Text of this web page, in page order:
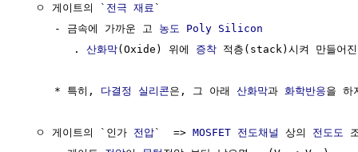
  ㅇ 게이트의 `
전극 재료 `
     - 금속에 가까운 고
농도
Poly Silicon
        .
산화막(Oxide) 위에 증착 적층(stack)시켜 만들어
     * 특히,
다결정 실리콘은, 그 아래 산화막과 화학반응을 하
  ㅇ 게이트의 `인가
전압`  => MOSFET 전도채널 상의 전도도